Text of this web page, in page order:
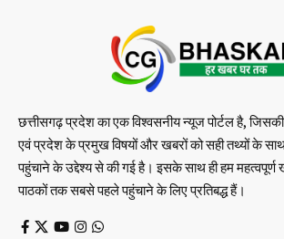
छत्तीसगढ़ प्रदेश का एक विश्वसनीय न्यूज पोर्टल है,
एवं प्रदेश के प्रमुख विषयों और खबरों को सही तथ्यों के
पहुंचाने के उद्देश्य से की गई है। इसके साथ ही हम
पाठकों तक सबसे पहले पहुंचाने के लिए प्रतिबद्ध हैं।